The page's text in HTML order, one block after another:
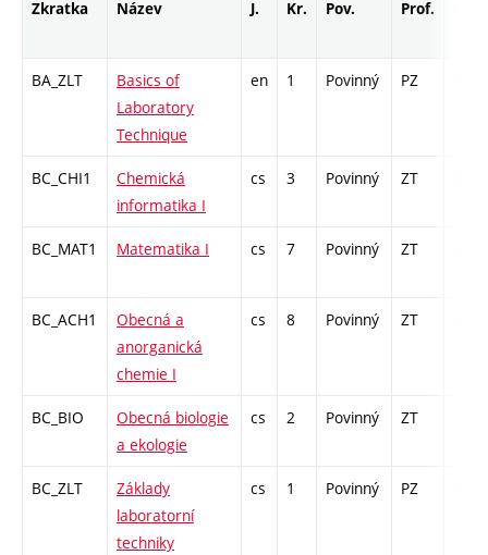
Zkratka Název J. Kr. Pov. Prof.
BA_ZLT
Basics of
Laboratory
Technique
en 1 Povinný PZ
BC_CHI1
Chemická
informatika I
cs 3 Povinný ZT
BC_MAT1 Matematika I cs 7 Povinný ZT
BC_ACH1
Obecná a
anorganická
chemie I
cs 8 Povinný ZT
BC_BIO
Obecná biologie
a ekologie
cs 2 Povinný ZT
BC_ZLT
Základy
laboratorní
techniky
cs 1 Povinný PZ